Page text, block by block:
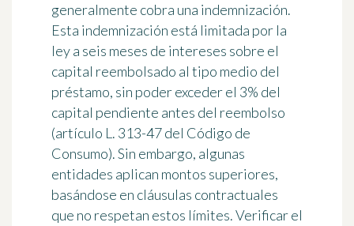
generalmente cobra una indemnización.
Esta indemnización está limitada por la
ley a seis meses de intereses sobre el
capital reembolsado al tipo medio del
préstamo, sin poder exceder el 3% del
capital pendiente antes del reembolso
(artículo L. 313-47 del Código de
Consumo). Sin embargo, algunas
entidades aplican montos superiores,
basándose en cláusulas contractuales
que no respetan estos límites. Verificar el